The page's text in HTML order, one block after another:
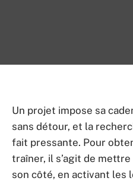
Un projet impose sa
sans détour, et la
fait pressante. Pour
traîner, il s’agit de
son côté, en activant les